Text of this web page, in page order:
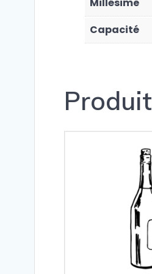
Millésime
Capacité